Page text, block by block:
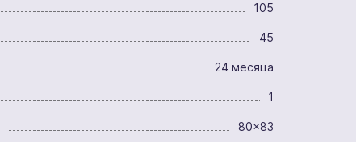
105
45
24 месяца
1
80x83